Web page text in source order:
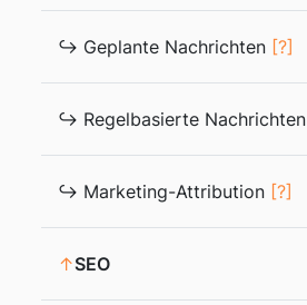
↪ Geplante Nachrichten [?]
↪ Regelbasierte Nachrichten
↪ Marketing-Attribution [?]
↑SEO